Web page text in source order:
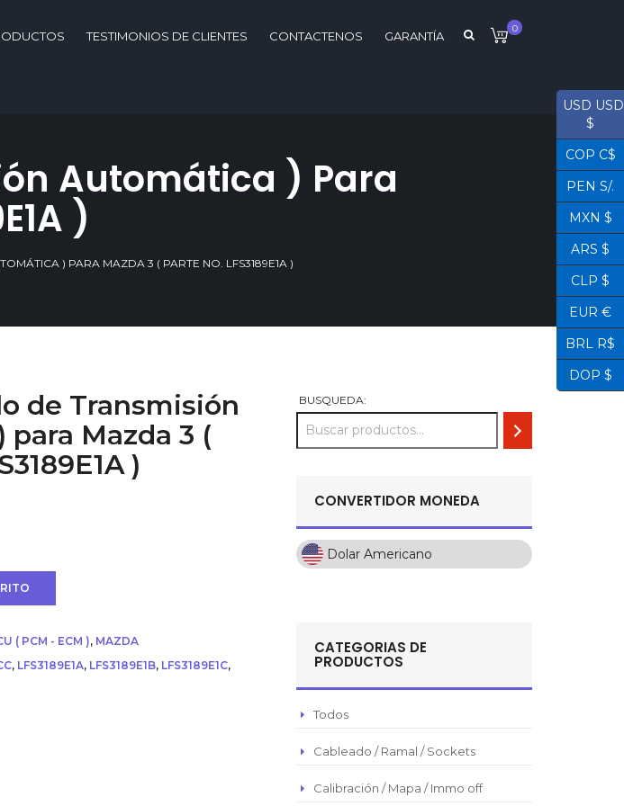
0
TESTIMONIOS DE CLIENTES CONTACTENOS GARANTÍA
Automática ) Para
)
) PARA MAZDA 3 ( PARTE NO. LFS3189E1A )
de Transmisión
Mazda 3 (
)
( PCM - ECM ), MAZDA
, LFS3189E1A, LFS3189E1B, LFS3189E1C,
BUSQUEDA:
CONVERTIDOR MONEDA
Dolar Americano
Dolar Americano
Pesos Mexicanos
Peso Chileno
CATEGORIAS DE
PRODUCTOS
Todos
Cableado / Ramal / Sockets
Calibración / Mapa / Immo off
USD USD
$
COP C$
PEN S/.
MXN $
ARS $
CLP $
EUR €
BRL R$
DOP $